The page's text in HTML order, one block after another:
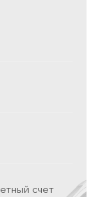
счет